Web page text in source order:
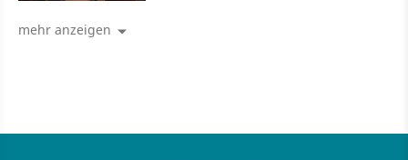
mehr anzeigen